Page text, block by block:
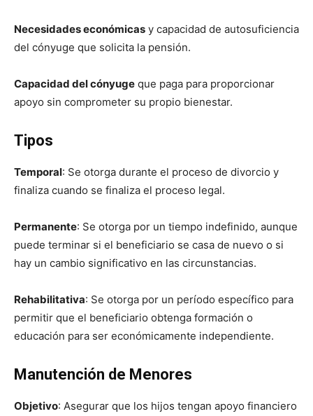
Necesidades económicas y capacidad de autosuficiencia
del cónyuge que solicita la pensión.
Capacidad del cónyuge que paga para proporcionar
apoyo sin comprometer su propio bienestar.
Tipos
Temporal: Se otorga durante el proceso de divorcio y
finaliza cuando se finaliza el proceso legal.
Permanente: Se otorga por un tiempo indefinido, aunque
puede terminar si el beneficiario se casa de nuevo o si
hay un cambio significativo en las circunstancias.
Rehabilitativa: Se otorga por un período específico para
permitir que el beneficiario obtenga formación o
educación para ser económicamente independiente.
Manutención de Menores
Objetivo: Asegurar que los hijos tengan apoyo financiero